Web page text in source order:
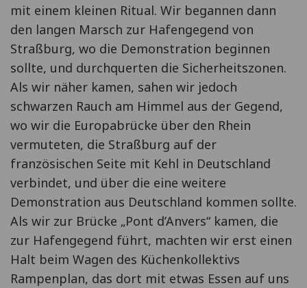
mit einem kleinen Ritual. Wir begannen dann
den langen Marsch zur Hafengegend von
Straßburg, wo die Demonstration beginnen
sollte, und durchquerten die Sicherheitszonen.
Als wir näher kamen, sahen wir jedoch
schwarzen Rauch am Himmel aus der Gegend,
wo wir die Europabrücke über den Rhein
vermuteten, die Straßburg auf der
französischen Seite mit Kehl in Deutschland
verbindet, und über die eine weitere
Demonstration aus Deutschland kommen sollte.
Als wir zur Brücke „Pont d’Anvers“ kamen, die
zur Hafengegend führt, machten wir erst einen
Halt beim Wagen des Küchenkollektivs
Rampenplan, das dort mit etwas Essen auf uns